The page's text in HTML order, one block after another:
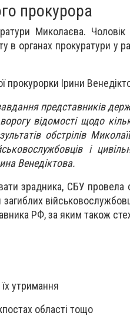
прокурора
Миколаєва.
в органах прокуратури у
прокурорки Ірини
представників
відомості щодо
обстрілів
і
Венедіктова.
зрадника, СБУ провела
РФ, за яким також
їх утримання
області тощо